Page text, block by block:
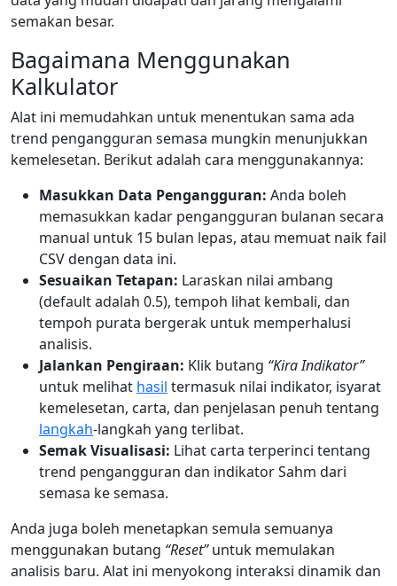
semakan besar.
Bagaimana Menggunakan
Kalkulator
Alat ini memudahkan untuk menentukan sama ada
trend pengangguran semasa mungkin menunjukkan
kemelesetan. Berikut adalah cara menggunakannya:
Masukkan Data Pengangguran: Anda boleh
memasukkan kadar pengangguran bulanan secara
manual untuk 15 bulan lepas, atau memuat naik fail
CSV dengan data ini.
Sesuaikan Tetapan: Laraskan nilai ambang
(default adalah 0.5), tempoh lihat kembali, dan
tempoh purata bergerak untuk memperhalusi
analisis.
Jalankan Pengiraan: Klik butang “Kira Indikator”
untuk melihat hasil termasuk nilai indikator, isyarat
kemelesetan, carta, dan penjelasan penuh tentang
langkah-langkah yang terlibat.
Semak Visualisasi: Lihat carta terperinci tentang
trend pengangguran dan indikator Sahm dari
semasa ke semasa.
Anda juga boleh menetapkan semula semuanya
menggunakan butang “Reset”untuk memulakan
analisis baru. Alat ini menyokong interaksi dinamik dan